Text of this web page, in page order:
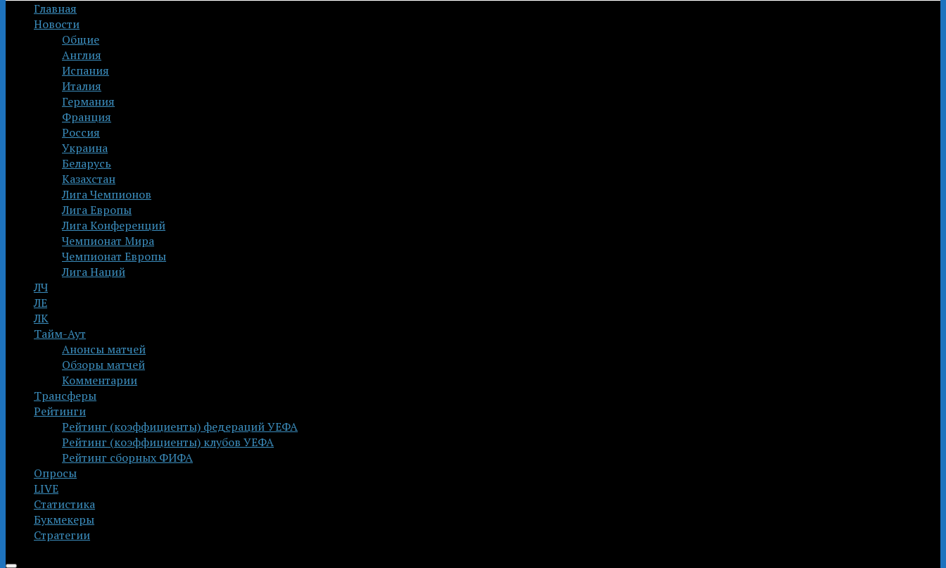
Главная
Новости
Общие
Англия
Испания
Италия
Германия
Франция
Россия
Украина
Беларусь
Казахстан
Лига Чемпионов
Лига Европы
Лига Конференций
Чемпионат Мира
Чемпионат Европы
Лига Наций
ЛЧ
ЛЕ
ЛК
Тайм-Аут
Анонсы матчей
Обзоры матчей
Комментарии
Трансферы
Рейтинги
Рейтинг (коэффициенты) федераций УЕФА
Рейтинг (коэффициенты) клубов УЕФА
Рейтинг сборных ФИФА
Опросы
LIVE
Статистика
Букмекеры
Стратегии